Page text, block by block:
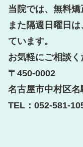
当院では、無料矯
また隔週日曜日
ています。
お気軽にご相談く
〒450-0002
名古屋市中村区
TEL：052-581-